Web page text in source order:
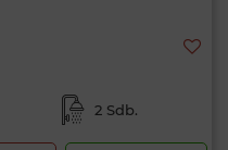
2 Sdb.